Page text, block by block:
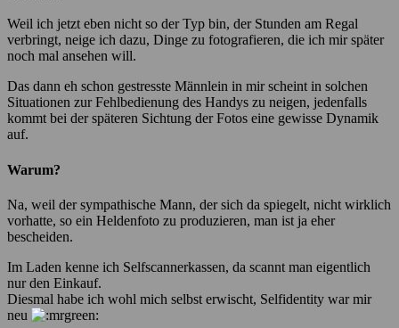
Weil ich jetzt eben nicht so der Typ bin, der Stunden am Regal
verbringt, neige ich dazu, Dinge zu fotografieren, die ich mir später
noch mal ansehen will.
Das dann eh schon gestresste Männlein in mir scheint in solchen
Situationen zur Fehlbedienung des Handys zu neigen, jedenfalls
kommt bei der späteren Sichtung der Fotos eine gewisse Dynamik
auf.
Warum?
Na, weil der sympathische Mann, der sich da spiegelt, nicht wirklich
vorhatte, so ein Heldenfoto zu produzieren, man ist ja eher
bescheiden.
Im Laden kenne ich Selfscannerkassen, da scannt man eigentlich
nur den Einkauf.
Diesmal habe ich wohl mich selbst erwischt, Selfidentity war mir
neu